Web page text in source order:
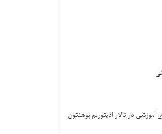
در تالار ادیتوریم پوهنتون